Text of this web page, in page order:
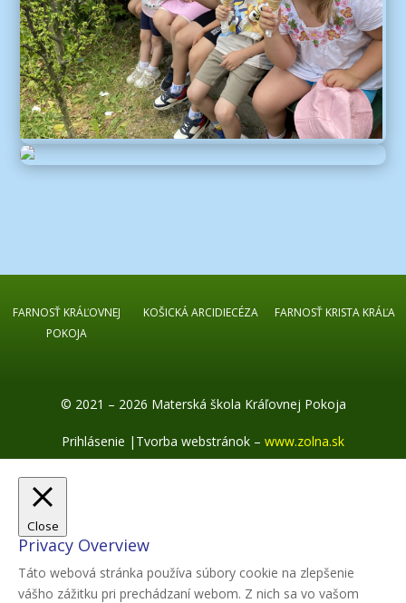
FARNOSŤ KRÁĽOVNEJ
POKOJA
KOŠICKÁ ARCIDIECÉZA FARNOSŤ KRISTA KRÁĽA
© 2021 – 2026 Materská škola Kráľovnej Pokoja
Prihlásenie | Tvorba webstránok – www.zolna.sk
Close
Privacy Overview
Táto webová stránka používa súbory cookie na zlepšenie
vášho zážitku pri prechádzaní webom. Z nich sa vo vašom